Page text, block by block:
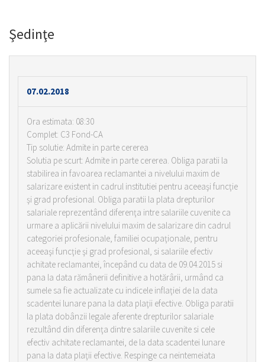
Şedinţe
07.02.2018
Ora estimata: 08:30
Complet: C3 Fond-CA
Tip solutie: Admite in parte cererea
Solutia pe scurt: Admite in parte cererea. Obliga paratii la
stabilirea in favoarea reclamantei a nivelului maxim de
salarizare existent in cadrul institutiei pentru aceeaşi funcţie
şi grad profesional. Obliga paratii la plata drepturilor
salariale reprezentând diferenţa intre salariile cuvenite ca
urmare a aplicării nivelului maxim de salarizare din cadrul
categoriei profesionale, familiei ocupaţionale, pentru
aceeaşi funcţie şi grad profesional, si salariile efectiv
achitate reclamantei, începând cu data de 09.04.2015 si
pana la data rămânerii definitive a hotărârii, urmând ca
sumele sa fie actualizate cu indicele inflaţiei de la data
scadentei lunare pana la data plaţii efective. Obliga paratii
la plata dobânzii legale aferente drepturilor salariale
rezultând din diferenţa dintre salariile cuvenite si cele
efectiv achitate reclamantei, de la data scadentei lunare
pana la data plaţii efective. Respinge ca neintemeiata